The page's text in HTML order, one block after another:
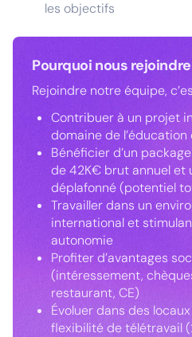
les objectifs
Pourquoi nous rejoindre
Rejoindre notre équipe,
Contribuer à un projet
domaine de
Bénéficier d’un
de 42K€ brut annuel et
déplafonné (potentiel
Travailler dans un
international et
autonomie
Profiter d’avantages
(intéressement,
restaurant, CE)
Évoluer dans des
flexibilité de télétravail